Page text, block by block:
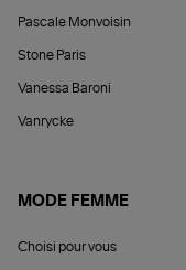
Pascale Monvoisin
Stone Paris
Vanessa Baroni
Vanrycke
MODE FEMME
Choisi pour vous